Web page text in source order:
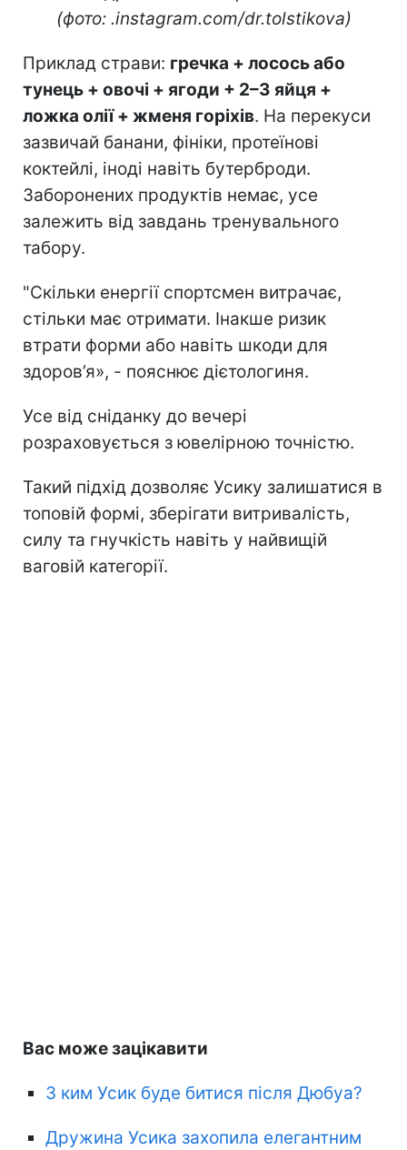
(фото: .instagram.com/dr.tolstikova)
Приклад страви: гречка + лосось або
тунець + овочі + ягоди + 2–3 яйця +
ложка олії + жменя горіхів. На перекуси
зазвичай банани, фініки, протеїнові
коктейлі, іноді навіть бутерброди.
Заборонених продуктів немає, усе
залежить від завдань тренувального
табору.
"Скільки енергії спортсмен витрачає,
стільки має отримати. Інакше ризик
втрати форми або навіть шкоди для
здоров’я», - пояснює дієтологиня.
Усе від сніданку до вечері
розраховується з ювелірною точністю.
Такий підхід дозволяє Усику залишатися в
топовій формі, зберігати витривалість,
силу та гнучкість навіть у найвищій
ваговій категорії.
Вас може зацікавити
З ким Усик буде битися після Дюбуа?
Дружина Усика захопила елегантним